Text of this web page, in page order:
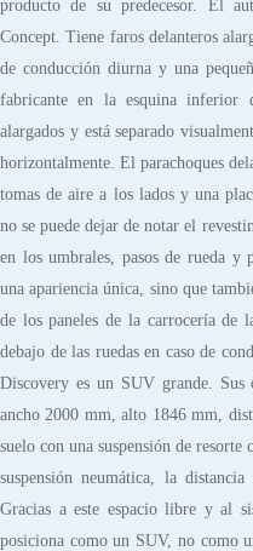
producto de su predecesor. El
Concept. Tiene faros delanteros
de conducción diurna y una
fabricante en la esquina inferior
alargados y está separado
horizontalmente. El parachoques
tomas de aire a los lados y una
no se puede dejar de notar el
en los umbrales, pasos de rueda
una apariencia única, sino que
de los paneles de la carrocería de
debajo de las ruedas en caso de
Discovery es un SUV grande. Sus
ancho 2000 mm, alto 1846 mm,
suelo con una suspensión de
suspensión neumática, la
Gracias a este espacio libre y al
posiciona como un SUV, no como